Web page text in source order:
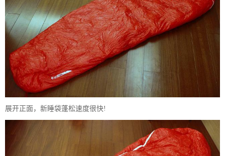
展开正面，新睡袋蓬松速度很快!